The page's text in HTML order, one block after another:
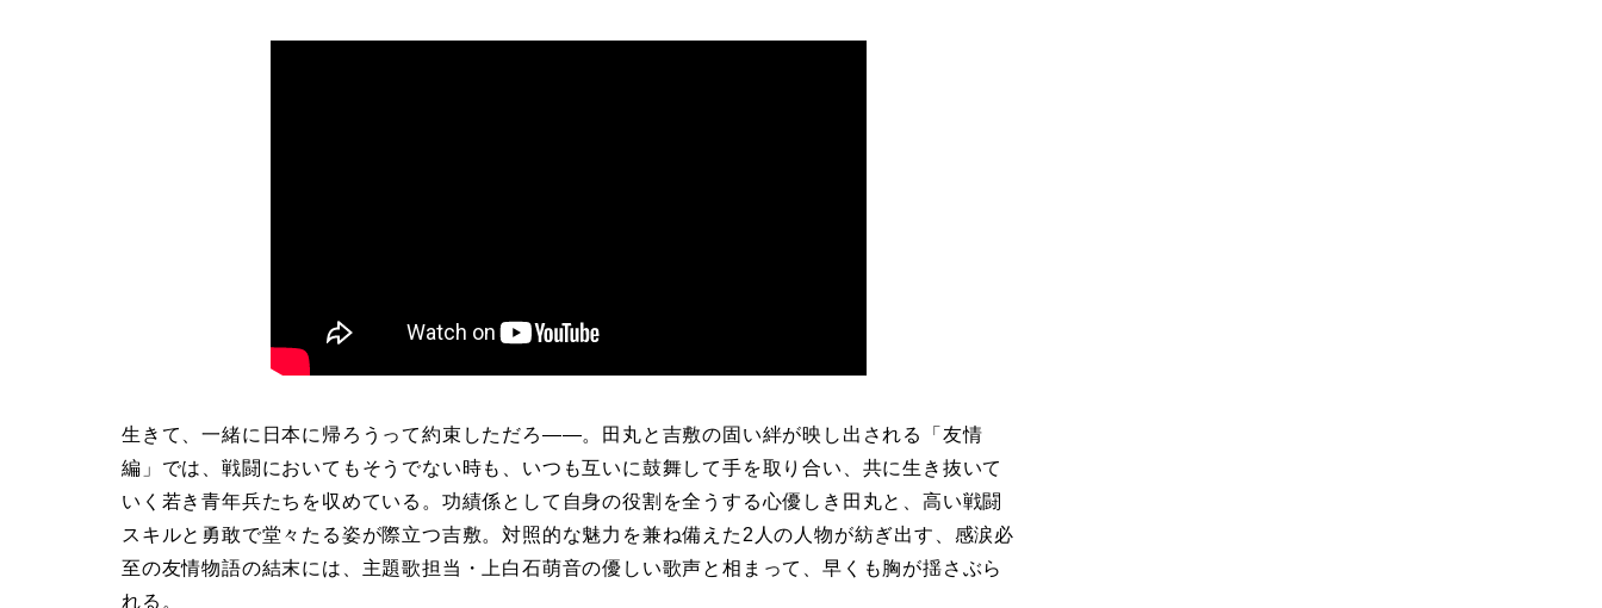
生きて、一緒に日本に帰ろうって約束しただろ——。田丸と吉敷の固い絆が映し出される「友情
編」では、戦闘においてもそうでない時も、いつも互いに鼓舞して手を取り合い、共に生き抜いて
いく若き青年兵たちを収めている。功績係として自身の役割を全うする心優しき田丸と、高い戦闘
スキルと勇敢で堂々たる姿が際立つ吉敷。対照的な魅力を兼ね備えた2人の人物が紡ぎ出す、感涙必
至の友情物語の結末には、主題歌担当・上白石萌音の優しい歌声と相まって、早くも胸が揺さぶら
れる。